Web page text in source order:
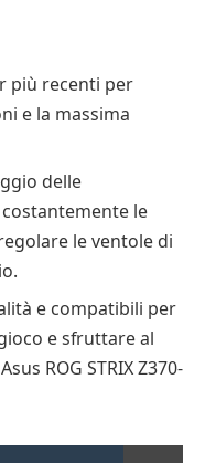
più recenti per
e la massima
delle
le
le ventole di
e compatibili per
e sfruttare al
ROG STRIX Z370-